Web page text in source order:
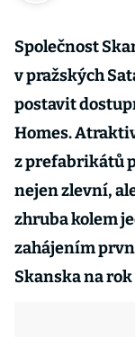
Společnost
v pražských
postavit
Homes.
z prefabrikátů
nejen zlevní,
zhruba kolem
zahájením
Skanska na rok